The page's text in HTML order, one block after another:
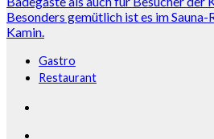
Besonders gemütlich ist es im
Kamin.
Gastro
Restaurant